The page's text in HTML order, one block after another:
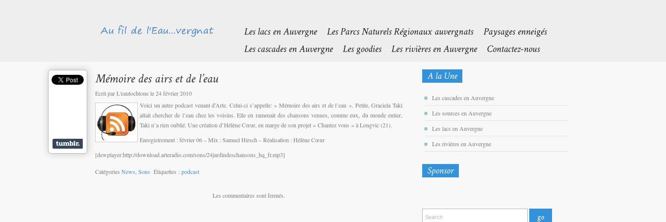
Ecrit par L'eautochtone le 24 février 2010
Voici un autre podcast venant d’Arte. Celui-ci s’appelle: » Mémoire des airs et de l’eau ». Petite, Graciela Taki
allait chercher de l’eau chez les voisins. Elle en ramenait des chansons venues, comme eux, du monde entier,
Taki n’a rien oublié. Une création d’Hélène Cœur, en marge de son projet « Chantez vous » à Longvic (21).
Enregistrement : février 06 – Mix : Samuel Hirsch – Réalisation : Hélène Cœur
[dewplayer:http://download.arteradio.com/sons/24jardindeschansons_hq_fr.mp3]
Catégories News Sons Étiquettes : podcast
Les commentaires sont fermés.
Les cascades en Auvergne
Les sources en Auvergne
Les lacs en Auvergne
Les rivières en Auvergne